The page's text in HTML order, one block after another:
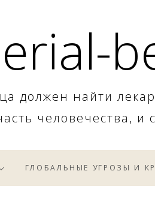
должен найти
человечества, и
ГЛОБАЛЬНЫЕ УГРОЗЫ И